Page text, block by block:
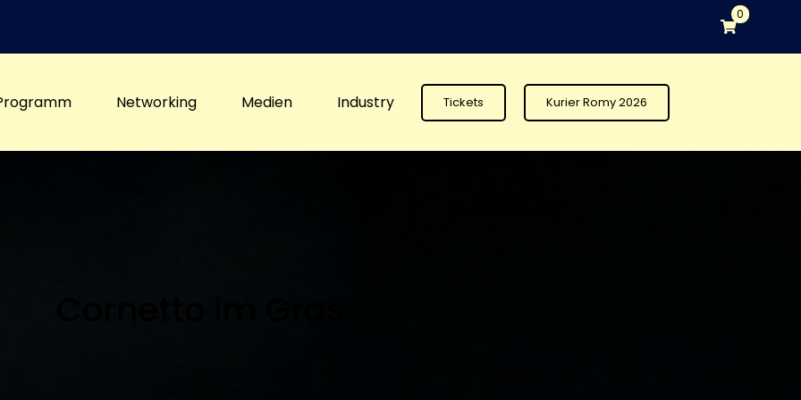
0
Networking Medien Industry Tickets Kurier Romy 2026